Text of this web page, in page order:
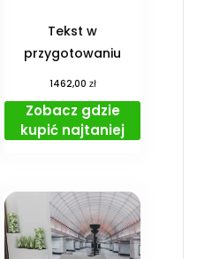
Tekst w
przygotowaniu
1462,00 zł
Zobacz gdzie
kupić najtaniej